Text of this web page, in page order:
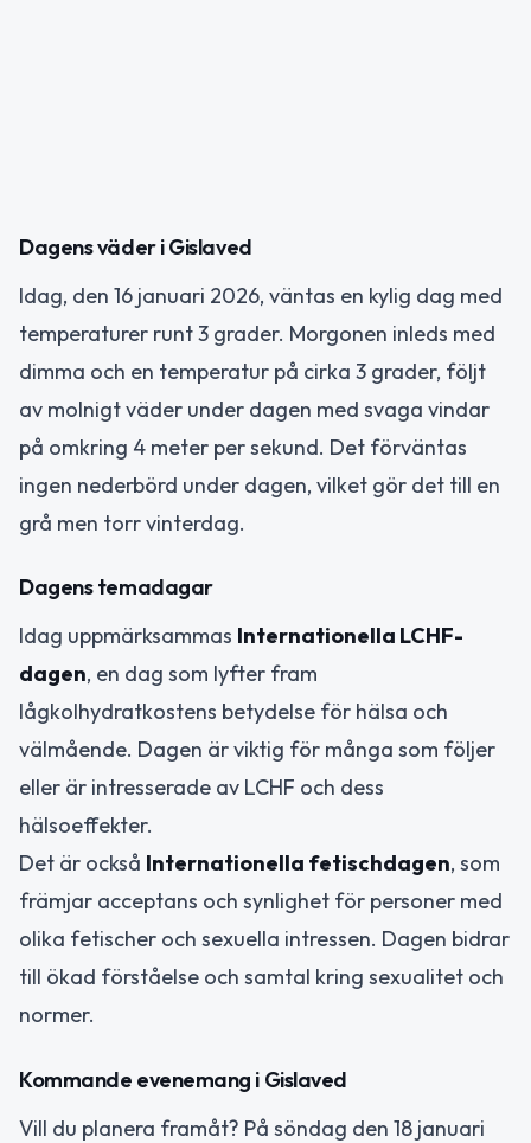
Dagens väder i Gislaved
Idag, den 16 januari 2026, väntas en kylig dag med
temperaturer runt 3 grader. Morgonen inleds med
dimma och en temperatur på cirka 3 grader, följt
av molnigt väder under dagen med svaga vindar
på omkring 4 meter per sekund. Det förväntas
ingen nederbörd under dagen, vilket gör det till en
grå men torr vinterdag.
Dagens temadagar
Idag uppmärksammas Internationella LCHF-
dagen, en dag som lyfter fram
lågkolhydratkostens betydelse för hälsa och
välmående. Dagen är viktig för många som följer
eller är intresserade av LCHF och dess
hälsoeffekter.
Det är också Internationella fetischdagen, som
främjar acceptans och synlighet för personer med
olika fetischer och sexuella intressen. Dagen bidrar
till ökad förståelse och samtal kring sexualitet och
normer.
Kommande evenemang i Gislaved
Vill du planera framåt? På söndag den 18 januari